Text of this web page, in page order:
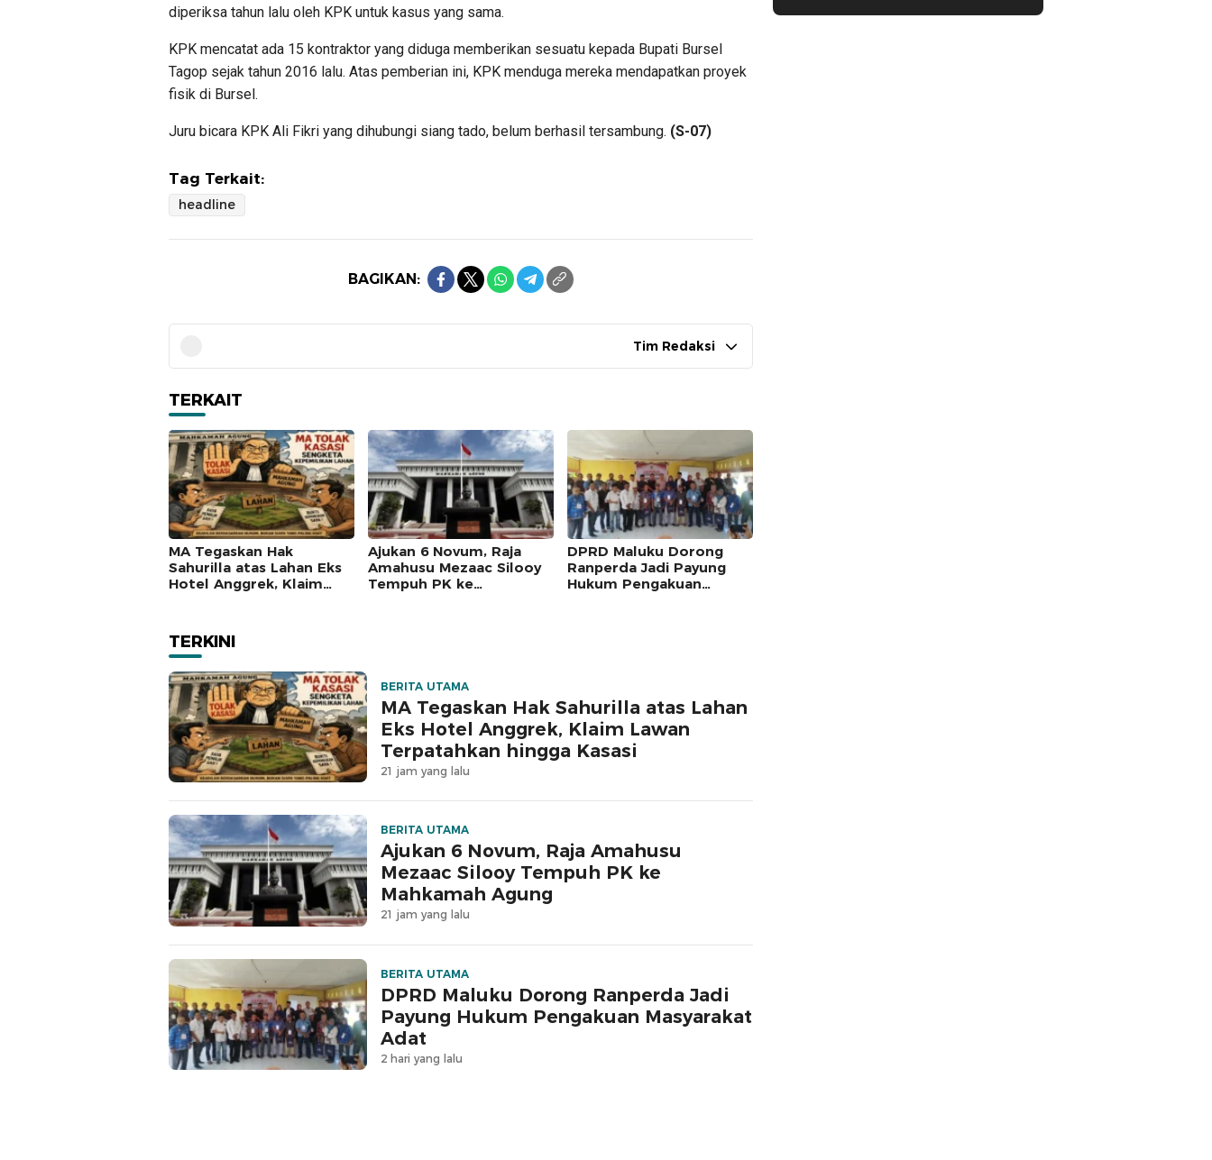
diperiksa tahun lalu oleh KPK untuk kasus yang sama.
KPK mencatat ada 15 kontraktor yang diduga memberikan sesuatu kepada Bupati Bursel
Tagop sejak tahun 2016 lalu. Atas pemberian ini, KPK menduga mereka mendapatkan proyek
fisik di Bursel.
Juru bicara KPK Ali Fikri yang dihubungi siang tado, belum berhasil tersambung. (S-07)
Tag Terkait:
headline
BAGIKAN:
Tim Redaksi
TERKAIT
MA Tegaskan Hak
Sahurilla atas Lahan Eks
Hotel Anggrek, Klaim
Ajukan 6 Novum, Raja
Amahusu Mezaac Silooy
Tempuh PK ke
DPRD Maluku Dorong
Ranperda Jadi Payung
Hukum Pengakuan
TERKINI
BERITA UTAMA
MA Tegaskan Hak Sahurilla atas Lahan
Eks Hotel Anggrek, Klaim Lawan
Terpatahkan hingga Kasasi
21 jam yang lalu
BERITA UTAMA
Ajukan 6 Novum, Raja Amahusu
Mezaac Silooy Tempuh PK ke
Mahkamah Agung
21 jam yang lalu
BERITA UTAMA
DPRD Maluku Dorong Ranperda Jadi
Payung Hukum Pengakuan Masyarakat
Adat
2 hari yang lalu